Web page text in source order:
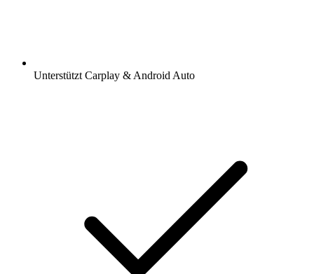
Unterstützt Carplay & Android Auto